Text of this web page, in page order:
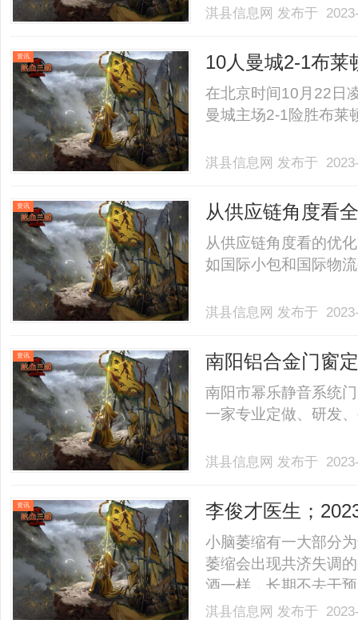
淇县信息网 发布于
资讯
10人曼城2-1布莱
薫强突造进球
在北京时间10月22日
曼城主场2-1险胜布莱
淇县信息网 发布于
资讯 从供应链角度看
从供应链角度看的优
如国际小包和国际物
淇县信息网 发布于
资讯 南阳铝合金门窗
南阳市幂乐静音系统
一家专业定做、研发
淇县信息网 发布于
资讯
李俊才医生；
法
小脑萎缩有一大部分
萎缩会出现共济失调
酒一样，长期不去干
能自理。还可能会造
淇县信息网 发布于